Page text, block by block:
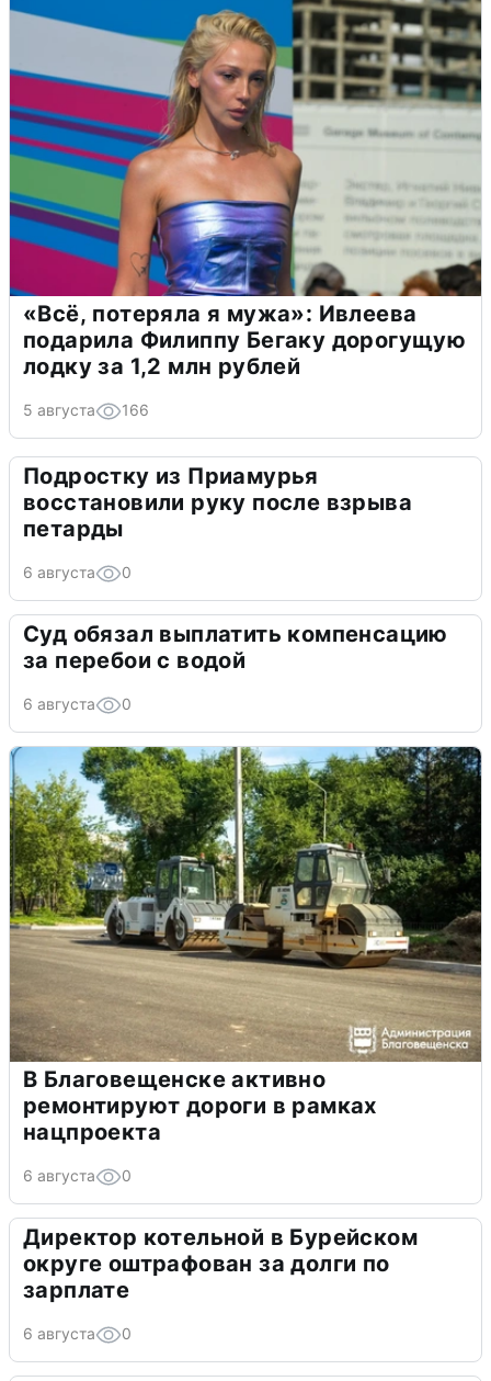
«Всё, потеряла я мужа»: Ивлеева
подарила Филиппу Бегаку дорогущую
лодку за 1,2 млн рублей
5 августа 166
Подростку из Приамурья
восстановили руку после взрыва
петарды
6 августа 0
Суд обязал выплатить компенсацию
за перебои с водой
6 августа 0
В Благовещенске активно
ремонтируют дороги в рамках
нацпроекта
6 августа 0
Директор котельной в Бурейском
округе оштрафован за долги по
зарплате
6 августа 0